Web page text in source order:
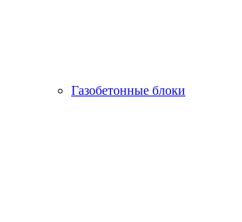
Газобетонные блоки